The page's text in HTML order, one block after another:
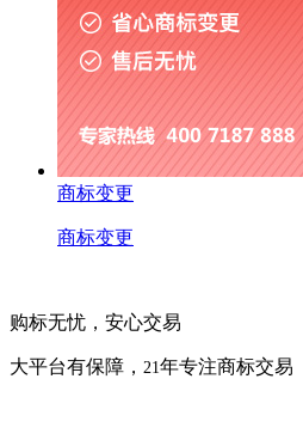
商标变更
商标变更
购标无忧，安心交易
大平台有保障， 21年专注商标交易